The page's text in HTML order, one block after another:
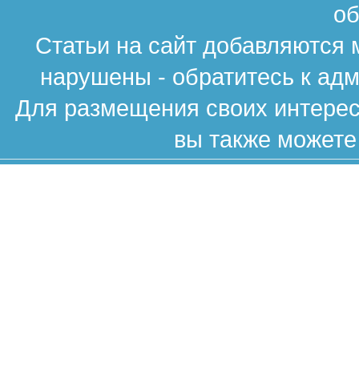
Статьи на сайт
нарушены - обратитесь к
Для размещения своих
вы также